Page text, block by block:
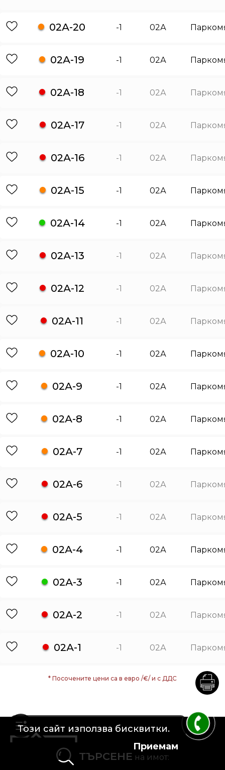
Този сайт използва бисквитки.
Приемам
02А-20 -1 02А
02А-19 -1 02А
02А-18 -1 02А
02А-17 -1 02А
02А-16 -1 02А
02А-15 -1 02А
02А-14 -1 02А
02А-13 -1 02А
02А-12 -1 02А
02А-11 -1 02А
02А-10 -1 02А
02А-9 -1 02А
02А-8 -1 02А
02А-7 -1 02А
02А-6 -1 02А
02А-5 -1 02А
02А-4 -1 02А
02А-3 -1 02А
02А-2 -1 02А
02А-1 -1 02А
* Посочените цени са в евро /€/ и с ДДС
ТЪРСЕНЕ на имот: